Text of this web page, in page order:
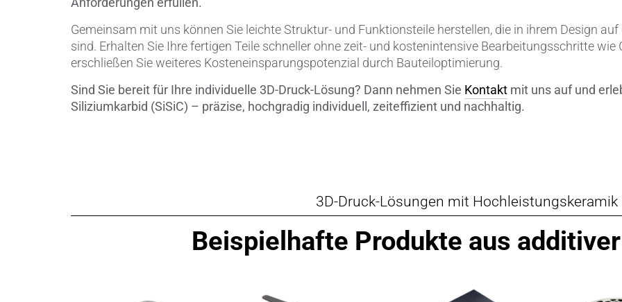
Verbindungen &
Zerspanungswerkzeuge
Gemeinsam mit uns können Sie leichte Struktur- und Funktionsteile herstellen, die in ihrem Design
sind. Erhalten Sie Ihre fertigen Teile schneller ohne zeit- und kostenintensive Bearbeitungsschritte wie
erschließen Sie weiteres Kosteneinsparungspotenzial durch Bauteiloptimierung.
Sind Sie bereit für Ihre individuelle 3D-Druck-Lösung? Dann nehmen Sie Kontakt mit uns auf und
Siliziumkarbid (SiSiC) – präzise, hochgradig individuell, zeiteffizient und nachhaltig.
3D-Druck-Lösungen mit Hochleistungskeramik
Beispielhafte Produkte aus